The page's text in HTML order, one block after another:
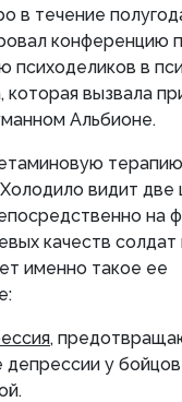
в течение
конференцию
психоделиков в
которая вызвала
Альбионе.
видит две
на
качеств солдат
именно такое ее
,
депрессии у